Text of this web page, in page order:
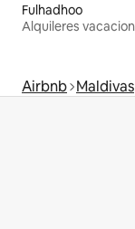
Fulhadhoo
Alquileres
Airbnb Maldivas